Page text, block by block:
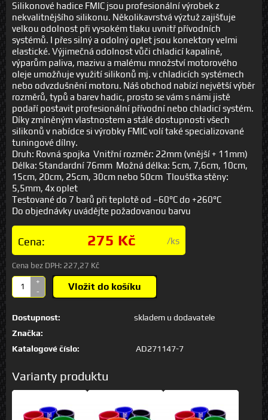
Silikonové hadice FMIC jsou profesionální výrobek z
nekvalitnějšího silikonu. Několikavrstvá výztuž zajišťuje
velkou odolnost při vysokém tlaku uvnitř přívodních
systémů. I přes silný a odolný oplet jsou konektory velmi
elastické. Výjimečná odolnost vůči chladicí kapalině,
výparům paliva, mazivu a malému množství motorového
oleje umožňuje využití silikonů mj. v chladicích systémech
nebo odvzdušnění motoru. Náš obchod nabízí největší výběr
rozměrů, typů a barev hadic, prosto se vám s námi jistě
podaří postavit profesionální přívodní nebo chladicí systém.
Díky zmíněným vlastnostem a stálé dostupnosti všech
silikonů v nabídce si výrobky FMIC volí také specializované
tuningové dílny.
Druh: Rovná spojka Vnitřní rozměr: 22mm (vnější + 11mm)
Délka: Standardní 76mm Možná délka: 5cm, 7,6cm, 10cm,
15cm, 20cm, 25cm, 30cm nebo 50cm Tloušťka stěny:
5,5mm, 4x oplet
Testované do 7 barů při teplotě od –60°C do +260°C
Do objednávky uvádějte požadovanou barvu
Cena: 275 Kč /ks
Cena bez DPH: 227,27 Kč
+
-
Vložit do košíku
Dostupnost:
skladem u dodavatele
Značka:
Katalogové číslo:
AD271147-7
Varianty produktu